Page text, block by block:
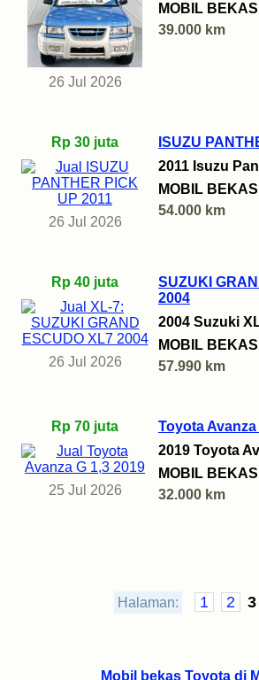
Mobil bekas Toyota di
26 Jul 2026
MOBIL BEKAS
39.000 km
Rp 30 juta
26 Jul 2026
ISUZU
2011 Isuzu
MOBIL BEKAS
54.000 km
Rp 40 juta
26 Jul 2026
SUZUKI
2004
2004 Suzuki
MOBIL BEKAS
57.990 km
Rp 70 juta
25 Jul 2026
Toyota Avanza
2019 Toyota
MOBIL BEKAS
32.000 km
Halaman: 1 2 3